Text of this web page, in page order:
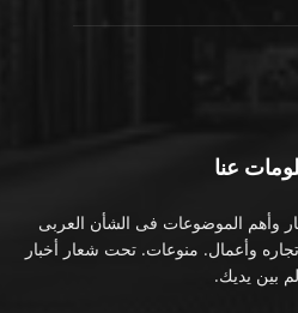
عنا
وأهم الموضوعات فى الشأن العربى
وأعمال. منوعات. تحت شعار أخبار
بين يديك.